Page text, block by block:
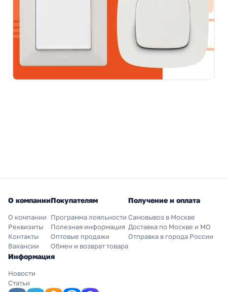
О компании
О компании
Реквизиты
Контакты
Вакансии
Покупателям
Программа лояльности
Полезная информация
Оптовые продажи
Обмен и возврат товара
Получение и оплата
Самовывоз в Москве
Доставка по Москве и МО
Отправка в города России
Информация
Новости
Статьи